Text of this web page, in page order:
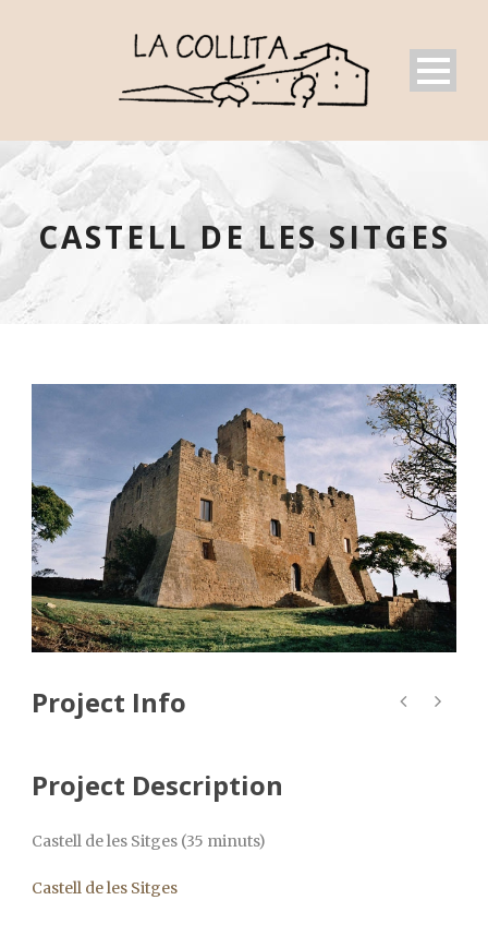
CASTELL DE LES SITGES
Project Info
Project Description
Castell de les Sitges (35 minuts)
Castell de les Sitges